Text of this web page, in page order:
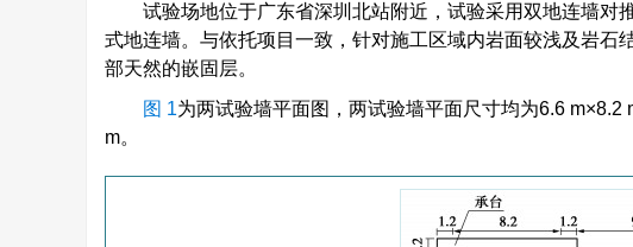
试验场地位于广东省深圳北站附近，试验采用双地连墙对
式地连墙。与依托项目一致，针对施工区域内岩面较浅及岩
部天然的嵌固层。
图 1为两试验墙平面图，两试验墙平面尺寸均为6.6
m。